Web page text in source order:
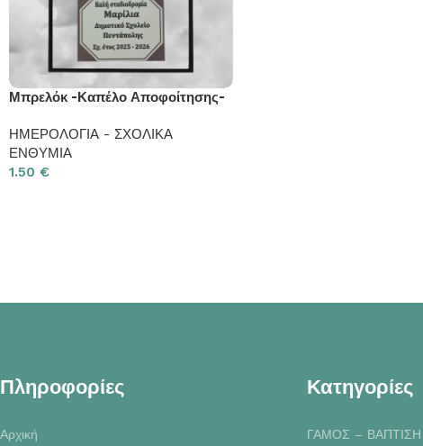
Μπρελόκ -Καπέλο Αποφοίτησης-
ΗΜΕΡΟΛΟΓΙΑ - ΣΧΟΛΙΚΑ
ΕΝΘΥΜΙΑ
1.50 €
Πληροφορίες
Αρχική
Κατηγορίες
ΓΑΜΟΣ – ΒΑΠΤΙΣΗ